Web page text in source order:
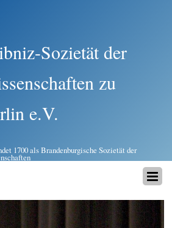
Sozietät der
zu
e.V.
1700 als Brandenburgische Sozietät der